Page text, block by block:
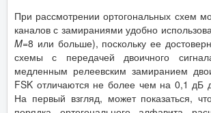
При рассмотрении ортогональных схем
каналов с замираниями удобно
M=8 или больше), поскольку ее
схемы с передачей двоичного
медленным релеевским замиранием
FSK отличаются не более чем на 0,1 дБ
На первый взгляд, может показаться,